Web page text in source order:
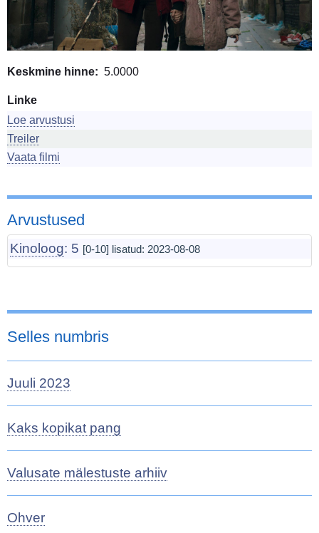
Keskmine hinne 5.0000
Linke
Loe arvustusi
Treiler
Vaata filmi
Arvustused
Kinoloog: 5 [0-10] lisatud: 2023-08-08
Selles numbris
Juuli 2023
Kaks kopikat pang
Valusate mälestuste arhiiv
Ohver